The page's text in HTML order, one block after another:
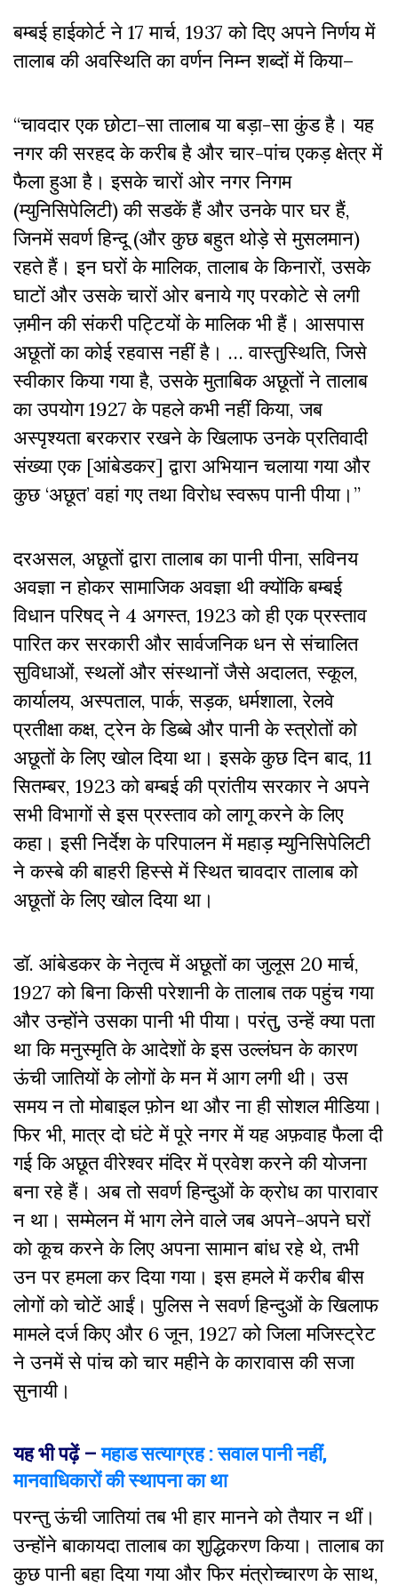
बम्बई हाईकोर्ट ने 17 मार्च, 1937 को दिए अपने निर्णय में
तालाब की अवस्थिति का वर्णन निम्न शब्दों में किया–
“चावदार एक छोटा-सा तालाब या बड़ा-सा कुंड है। यह
नगर की सरहद के करीब है और चार-पांच एकड़ क्षेत्र में
फैला हुआ है। इसके चारों ओर नगर निगम
(म्युनिसिपेलिटी) की सडकें हैं और उनके पार घर हैं,
जिनमें सवर्ण हिन्दू (और कुछ बहुत थोड़े से मुसलमान)
रहते हैं। इन घरों के मालिक, तालाब के किनारों, उसके
घाटों और उसके चारों ओर बनाये गए परकोटे से लगी
ज़मीन की संकरी पट्टियों के मालिक भी हैं। आसपास
अछूतों का कोई रहवास नहीं है। … वास्तुस्थिति, जिसे
स्वीकार किया गया है, उसके मुताबिक अछूतों ने तालाब
का उपयोग 1927 के पहले कभी नहीं किया, जब
अस्पृश्यता बरकरार रखने के खिलाफ उनके प्रतिवादी
संख्या एक [आंबेडकर] द्वारा अभियान चलाया गया और
कुछ ‘अछूत’ वहां गए तथा विरोध स्वरूप पानी पीया।”
दरअसल, अछूतों द्वारा तालाब का पानी पीना, सविनय
अवज्ञा न होकर सामाजिक अवज्ञा थी क्योंकि बम्बई
विधान परिषद् ने 4 अगस्त, 1923 को ही एक प्रस्ताव
पारित कर सरकारी और सार्वजनिक धन से संचालित
सुविधाओं, स्थलों और संस्थानों जैसे अदालत, स्कूल,
कार्यालय, अस्पताल, पार्क, सड़क, धर्मशाला, रेलवे
प्रतीक्षा कक्ष, ट्रेन केडिब्बे और पानी के स्त्रोतों को
अछूतों के लिए खोल दिया था। इसके कुछ दिन बाद, 11
सितम्बर, 1923 को बम्बई की प्रांतीय सरकार ने अपने
सभी विभागों से इस प्रस्ताव को लागू करने के लिए
कहा। इसी निर्देश के परिपालन में महाड़ म्युनिसिपेलिटी
ने कस्बे की बाहरी हिस्से में स्थित चावदार तालाब को
अछूतों के लिए खोल दिया था।
डॉ. आंबेडकर के नेतृत्व में अछूतों का जुलूस 20 मार्च,
1927 को बिना किसी परेशानी के तालाब तक पहुंच गया
और उन्होंने उसका पानी भी पीया। परंतु, उन्हें क्या पता
था कि मनुस्मृति के आदेशों के इस उल्लंघन के कारण
ऊंची जातियों के लोगों के मन में आग लगी थी। उस
समय न तो मोबाइल फ़ोन था और ना ही सोशल मीडिया।
फिर भी, मात्र दो घंटे में पूरे नगर में यह अफ़वाह फैला दी
गई कि अछूत वीरेश्वर मंदिर में प्रवेश करने की योजना
बना रहे हैं। अब तो सवर्ण हिन्दुओं के क्रोध का पारावार
न था। सम्मेलन में भाग लेने वाले जब अपने-अपने घरों
को कूच करने के लिए अपना सामान बांध रहे थे, तभी
उन पर हमला कर दिया गया। इस हमले में करीब बीस
लोगों को चोटें आईं। पुलिस ने सवर्ण हिन्दुओं के खिलाफ
मामले दर्ज किए और 6 जून, 1927 को जिला मजिस्ट्रेट
ने उनमें से पांच को चार महीने के कारावास की सजा
सुनायी।
यह भी पढ़ें –महाड सत्याग्रह : सवाल पानी नहीं,
मानवाधिकारों की स्थापना का था
परन्तु ऊंची जातियां तब भी हार मानने को तैयार न थीं।
उन्होंने बाकायदा तालाब का शुद्धिकरण किया। तालाब का
कुछ पानीबहा दियागया और फिर मंत्रोच्चारण के साथ,